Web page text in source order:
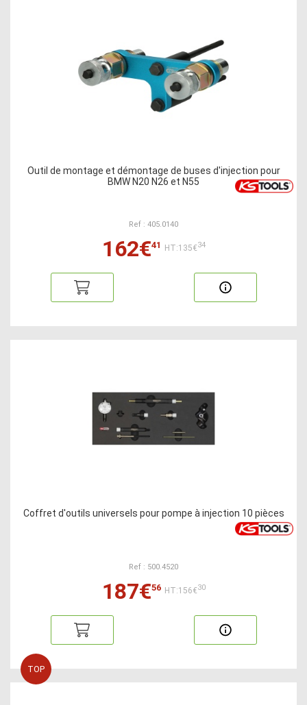
Outil de montage et démontage de buses d'injection pour
BMW N20 N26 et N55
Ref : 405.0140
162€41 HT:135€34
Coffret d'outils universels pour pompe à injection 10 pièces
Ref : 500.4520
187€56 HT:156€30
TOP